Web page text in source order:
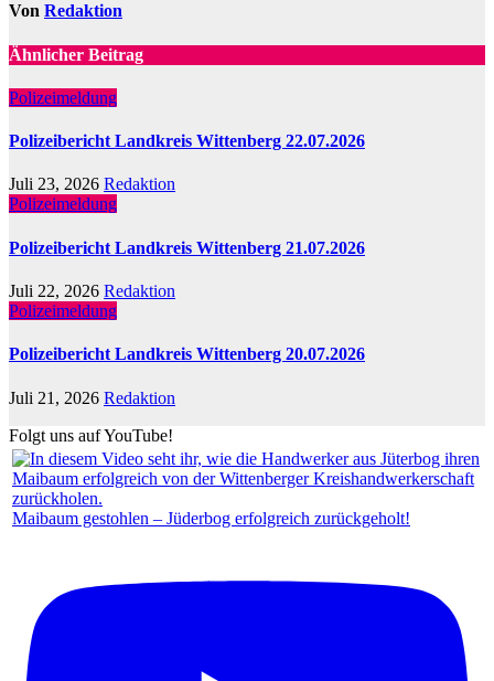
Von Redaktion
Ähnlicher Beitrag
Polizeimeldung
Polizeibericht Landkreis Wittenberg 22.07.2026
Juli 23, 2026 Redaktion
Polizeimeldung
Polizeibericht Landkreis Wittenberg 21.07.2026
Juli 22, 2026 Redaktion
Polizeimeldung
Polizeibericht Landkreis Wittenberg 20.07.2026
Juli 21, 2026 Redaktion
Folgt uns auf YouTube!
Maibaum gestohlen – Jüderbog erfolgreich zurückgeholt!